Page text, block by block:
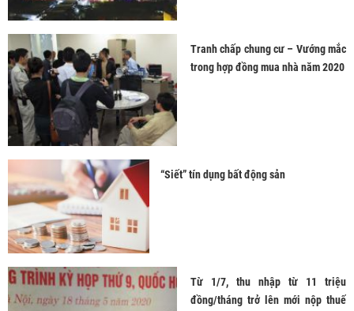
Tranh chấp chung cư – Vướng mắc
trong hợp đồng mua nhà năm 2020
“Siết” tín dụng bất động sản
Từ 1/7, thu nhập từ 11 triệu
đồng/tháng trở lên mới nộp thuế